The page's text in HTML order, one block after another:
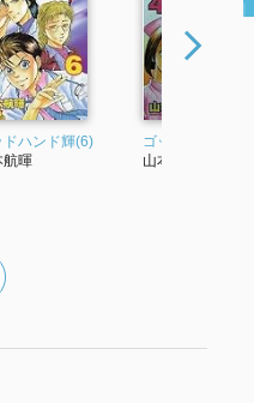
ドハンド輝(6)
航暉
ゴッドハンド輝(4)
山本航暉